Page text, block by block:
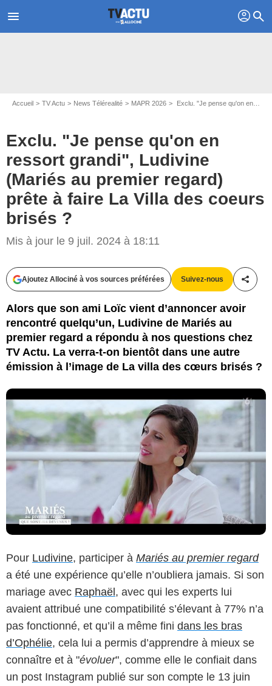
menu profil search
Accueil TV Actu News Télérealité MAPR 2026 Exclu. "Je pense qu'on en ressort grandi", Ludivine (Mariés au premier regard) prête à faire La Villa des coeurs brisés ?
Exclu. "Je pense qu'on en
ressort grandi", Ludivine
(Mariés au premier regard)
prête à faire La Villa des coeurs
brisés ?
Mis à jour le 9 juil. 2024 à 18:11
Ajoutez Allociné à vos sources préférées Suivez-nous
Alors que son ami Loïc vient d’annoncer avoir
rencontré quelqu’un, Ludivine de Mariés au
premier regard a répondu à nos questions chez
TV Actu. La verra-t-on bientôt dans une autre
émission à l’image de La villa des cœurs brisés ?
Captures d'écran Mariés au premier regard / M6
Pour Ludivine, participer à Mariés au premier regard
a été une expérience qu’elle n’oubliera jamais. Si son
mariage avec Raphaël, avec qui les experts lui
avaient attribué une compatibilité s’élevant à 77% n’a
pas fonctionné, et qu’il a même fini dans les bras
d’Ophélie, cela lui a permis d’apprendre à mieux se
connaître et à "évoluer", comme elle le confiait dans
un post Instagram publié sur son compte le 13 juin